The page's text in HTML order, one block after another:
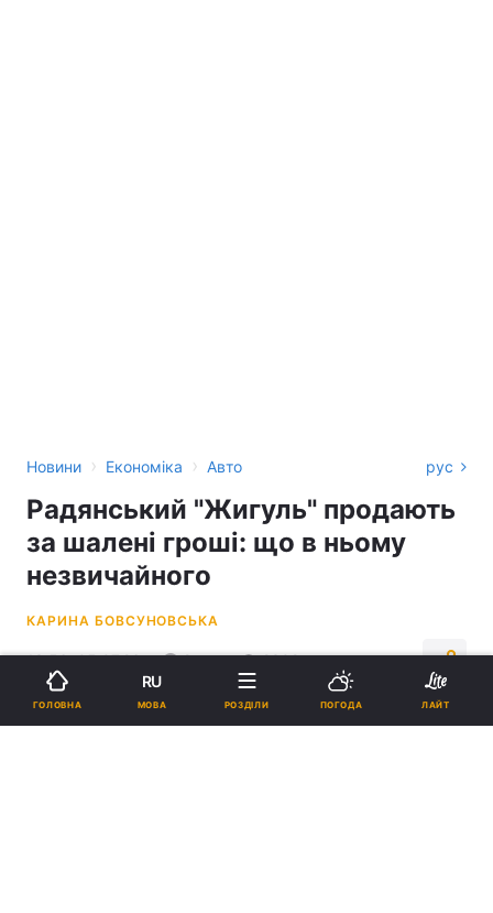
Новини › Економіка › Авто рус
Радянський "Жигуль" продають
за шалені гроші: що в ньому
незвичайного
КАРИНА БОВСУНОВСЬКА
13:56, 05.07.26 2 хв. 2302
Підпишіться на нас в Google
ГОЛОВНА
RU
МОВА РОЗДІЛИ ПОГОДА ЛАЙТ